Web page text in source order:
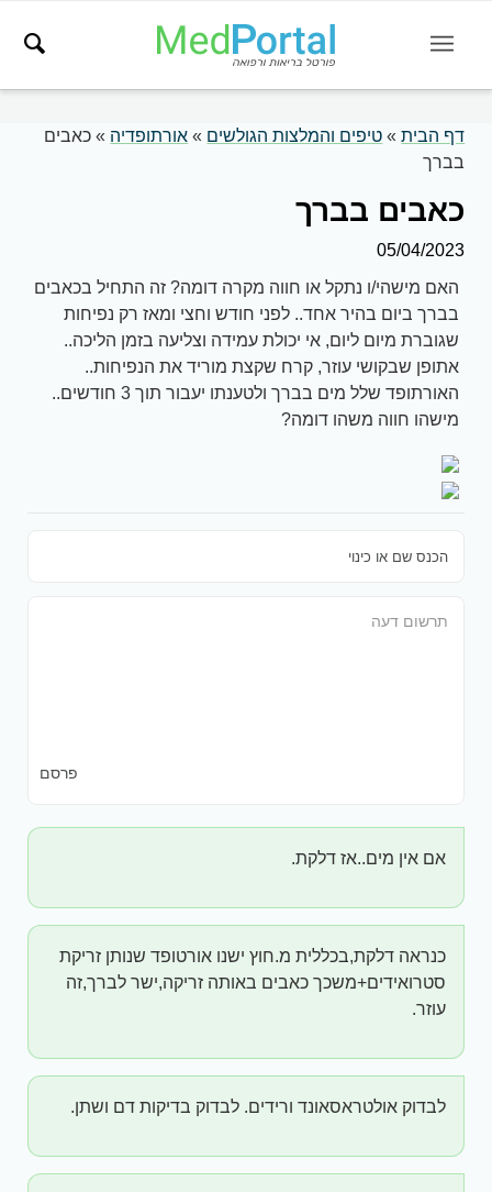
דף הבית» טיפים והמלצות הגולשים » אורתופדיה » כאבים
בברך
כאבים בברך
05/04/2023
האם מישהי/ו נתקל או חווה מקרה דומה? זה התחיל בכאבים
בברך ביום בהיר אחד.. לפני חודש וחצי ומאז רק נפיחות
שגוברת מיום ליום, אי יכולת עמידה וצליעה בזמן הליכה..
אתופן שבקושי עוזר, קרח שקצת מוריד את הנפיחות..
האורתופד שלל מים בברך ולטענתו יעבור תוך 3 חודשים..
מישהו חווה משהו דומה?
פרסם
אם אין מים..אז דלקת.
כנראה דלקת,בכללית מ.חוץ ישנו אורטופד שנותן זריקת
סטרואידים+משכך כאבים באותה זריקה,ישר לברך,זה
עוזר.
לבדוק אולטראסאונד ורידים. לבדוק בדיקות דם ושתן.